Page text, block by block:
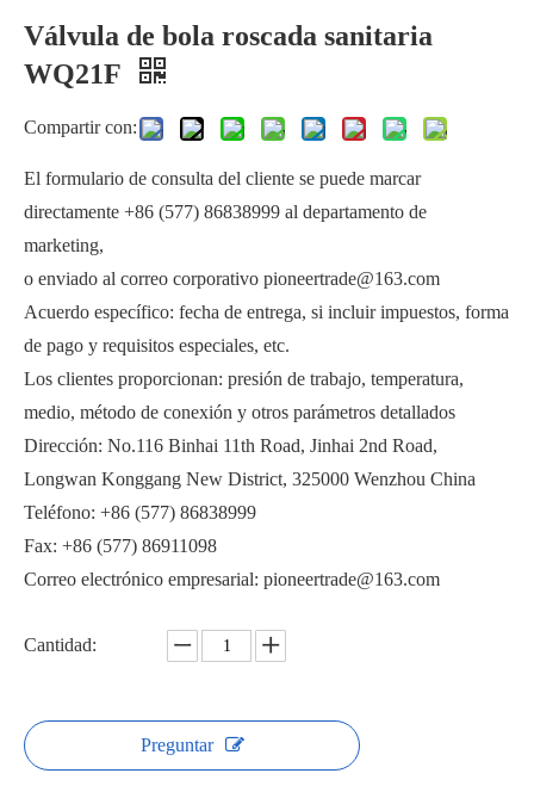
Válvula de bola roscada sanitaria WQ21F Válvula de bola sanitaria tipo wafer WSQ72F
Válvula de bola de 3 vías con brida sanitaria WSQ75F
Válvula de bola roscada sanitaria
WQ21F
Compartir con:
El formulario de consulta del cliente se puede marcar
directamente +86 (577) 86838999 al departamento de
marketing,
o enviado al correo corporativo pioneertrade@163.com
Acuerdo específico: fecha de entrega, si incluir impuestos, forma
de pago y requisitos especiales, etc.
Los clientes proporcionan: presión de trabajo, temperatura,
medio, método de conexión y otros parámetros detallados
Dirección: No.116 Binhai 11th Road, Jinhai 2nd Road,
Longwan Konggang New District, 325000 Wenzhou China
Teléfono: +86 (577) 86838999
Fax: +86 (577) 86911098
Correo electrónico empresarial: pioneertrade@163.com
Cantidad:
Preguntar